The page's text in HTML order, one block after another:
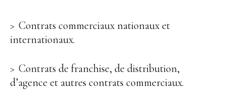
Contrats commerciaux nationaux et
internationaux.
Contrats de franchise, de distribution,
d’agence et autres contrats commerciaux.